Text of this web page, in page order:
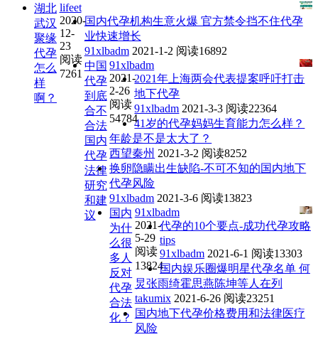
湖北
武汉
聚缘
代孕
怎么
样
啊？
lifeet
2020-
12-
23
阅读
7261
国内代孕机构生意火爆 官方禁令挡不住代孕
业快速增长
91xlbadm 2021-1-2 阅读16892
中国
代孕
到底
合不
合法
国内
代孕
法律
研究
和建
议
91xlbadm
2021-
2-26
阅读
54784
2021年上海两会代表提案呼吁打击
地下代孕
91xlbadm 2021-3-3 阅读22364
41岁的代孕妈妈生育能力怎么样？
年龄是不是太大了？
西望秦州 2021-3-2 阅读8252
换卵隐瞒出生缺陷-不可不知的国内地下
代孕风险
91xlbadm 2021-3-6 阅读13823
国内
为什
么很
多人
反对
代孕
合法
化？
91xlbadm
2021-
5-29
阅读
13824
代孕的10个要点-成功代孕攻略
tips
91xlbadm 2021-6-1 阅读13303
国内娱乐圈爆明星代孕名单 何
炅张雨绮霍思燕陈坤等人在列
takumix 2021-6-26 阅读23251
国内地下代孕价格费用和法律医疗
风险